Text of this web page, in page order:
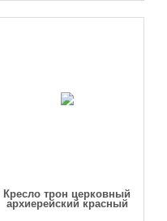
Кресло трон церковный
архиерейский красный